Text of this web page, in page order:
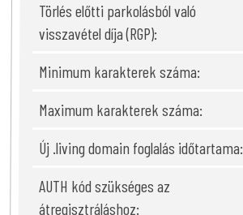
Törlés előtti parkolásból való
visszavétel díja (RGP):
Minimum karakterek száma:
Maximum karakterek száma:
Új .living domain foglalás időtartama:
AUTH kód szükséges az
átregisztráláshoz: